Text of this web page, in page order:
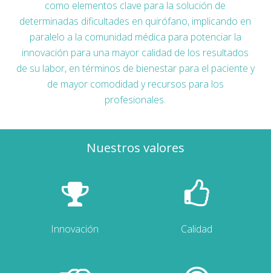
como elementos clave para la solución de
determinadas dificultades en quirófano, implicando en
paralelo a la comunidad médica para potenciar la
innovación para una mayor calidad de los resultados
de su labor, en términos de bienestar para el paciente y
de mayor comodidad y recursos para los
profesionales.
Nuestros valores
Innovación Calidad